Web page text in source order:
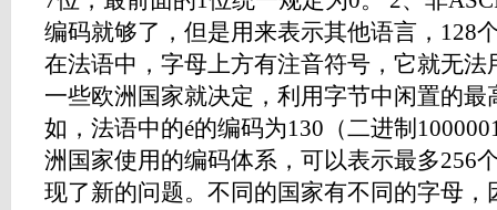
编码就够了，但是用来表示其他语言，128
在法语中，字母上方有注音符号，它就无
一些欧洲国家就决定，利用字节中闲置的
如，法语中的é的编码为130（二进制
洲国家使用的编码体系，可以表示最多256
现了新的问题。不同的国家有不同的字母